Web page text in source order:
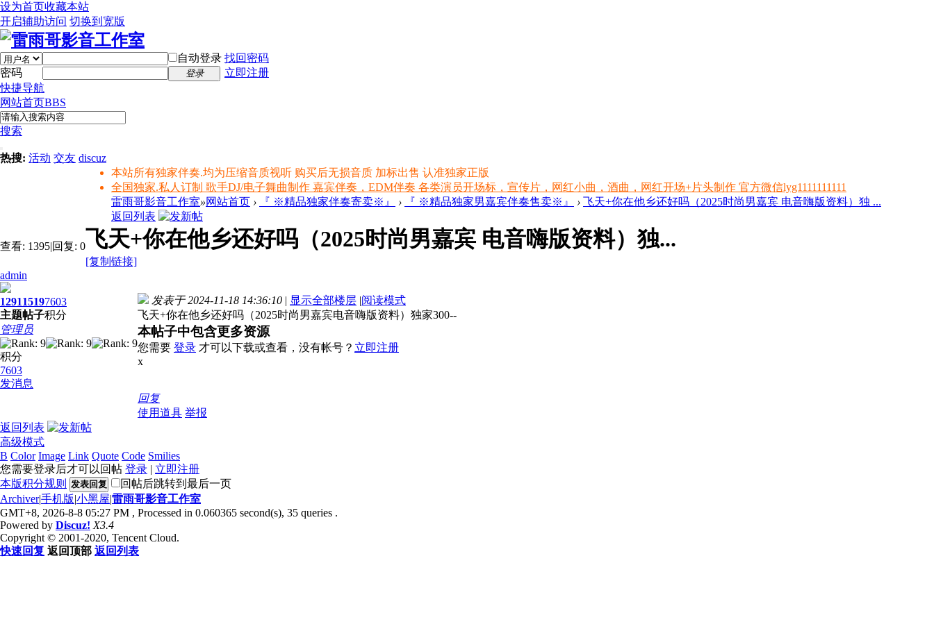
设为首页收藏本站
开启辅助访问 切换到宽版
自动登录 找回密码
密码
登录
立即注册
快捷导航
网站首页BBS
搜索
热搜: 活动 交友 discuz
本站所有独家伴奏.均为压缩音质视听 购买后无损音质 加标出售 认准独家正版
全国独家.私人订制 歌手DJ/电子舞曲制作 嘉宾伴奏，EDM伴奏 各类演员开场标，宣传片，网红小曲，酒曲，网红开场+片头制作 官方微信lyg1111111111
雷雨哥影音工作室»网站首页 › 『 ※精品独家伴奏寄卖※』 › 『 ※精品独家男嘉宾伴奏售卖※』 › 飞天+你在他乡还好吗（2025时尚男嘉宾 电音嗨版资料）独 ...
返回列表
查看: 1395|回复: 0飞天+你在他乡还好吗（2025时尚男嘉宾 电音嗨版资料）独...
[复制链接]
admin
1291
主题
1519
帖子
7603
积分
管理员
积分
7603
发消息
发表于 2024-11-18 14:36:10 | 显示全部楼层 |阅读模式
飞天+你在他乡还好吗（2025时尚男嘉宾电音嗨版资料）独家300--
本帖子中包含更多资源
您需要 登录 才可以下载或查看，没有帐号？ 立即注册
x
回复
使用道具 举报
返回列表
高级模式
B Color Image Link Quote Code Smilies
您需要登录后才可以回帖 登录 | 立即注册
本版积分规则
发表回复
回帖后跳转到最后一页
Archiver|手机版|小黑屋|雷雨哥影音工作室
GMT+8, 2026-8-8 05:27 PM , Processed in 0.060365 second(s), 35 queries .
Powered by Discuz! X3.4
Copyright © 2001-2020, Tencent Cloud.
快速回复 返回顶部 返回列表